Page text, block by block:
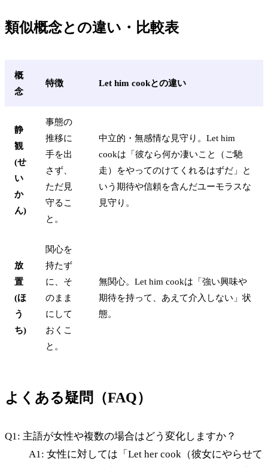
類似概念との違い・比較表
概
念
特徴 Let him cookとの違い
静
観
(せ
い
か
ん)
事態の
推移に
手を出
さず、
ただ見
守るこ
と。
中立的・無感情な見守り。Let him
cookは「彼なら何か凄いこと（ご馳
走）をやってのけてくれるはずだ」と
いう期待や信頼を含んだユーモラスな
見守り。
放
置
(ほ
う
ち)
関心を
持たず
に、そ
のまま
にして
おくこ
と。
無関心。Let him cookは「強い興味や
期待を持って、あえて介入しない」状
態。
よくある疑問（FAQ）
Q1: 主語が女性や複数の場合はどう変化しますか？
A1: 女性に対しては「Let her cook（彼女にやらせて